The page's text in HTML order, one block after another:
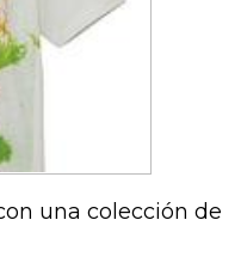
una colección de